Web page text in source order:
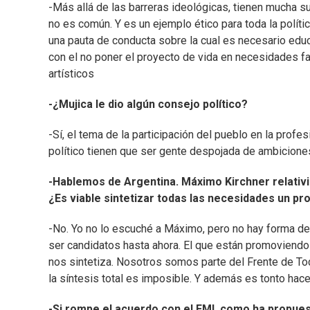
-Más allá de las barreras ideológicas, tienen mucha
no es común. Y es un ejemplo ético para toda la
una pauta de conducta sobre la cual es necesario
con el no poner el proyecto de vida en necesidades
artísticos
-¿Mujica le dio algún consejo político?
-Sí, el tema de la participación del pueblo en la
político tienen que ser gente despojada de
-Hablemos de Argentina. Máximo Kirchner
¿Es viable sintetizar todas las necesidades un
-No. Yo no lo escuché a Máximo, pero no hay forma
ser candidatos hasta ahora. El que están
nos sintetiza. Nosotros somos parte del Frente de
la síntesis total es imposible. Y además es tonto